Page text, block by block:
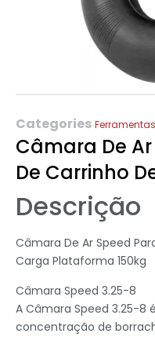
Categories Ferramentas
Câmara De
De Carrinho
Descrição
Câmara De Ar Speed
Carga Plataforma 150kg
Câmara Speed 3.25-8
A Câmara Speed 3.25-
concentração de